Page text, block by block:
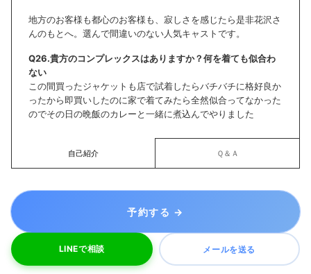
地方のお客様も都心のお客様も、寂しさを感じたら是非花沢さ
んのもとへ。選んで間違いのない人気キャストです。
Q26.貴方のコンプレックスはありますか？何を着ても似合わ
ない
この間買ったジャケットも店で試着したらバチバチに格好良か
ったから即買いしたのに家で着てみたら全然似合ってなかった
のでその日の晩飯のカレーと一緒に煮込んでやりました
自己紹介 Ｑ＆Ａ
LINEで相談